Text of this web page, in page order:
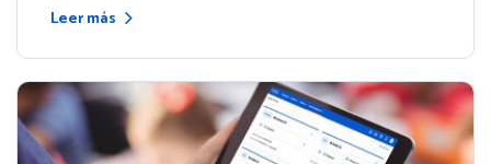
Leer más